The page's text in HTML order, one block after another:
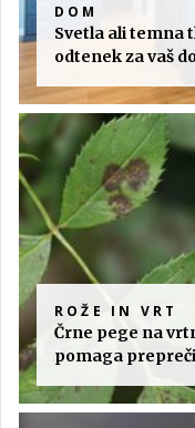
DOM
Svetla ali temna
odtenek za vaš
ROŽE IN VRT
Črne pege na
pomaga